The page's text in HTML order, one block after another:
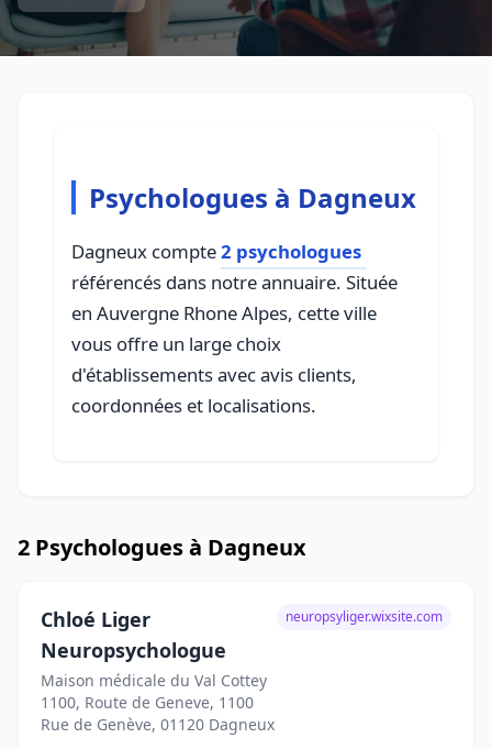
Psychologues à Dagneux
Dagneux compte2 psychologues
référencés dans notre annuaire. Située
en Auvergne Rhone Alpes, cette ville
vous offre un large choix
d'établissements avec avis clients,
coordonnées et localisations.
2 Psychologues à Dagneux
Chloé Liger
Neuropsychologue
Maison médicale du Val Cottey
1100, Route de Geneve, 1100
Rue de Genève, 01120 Dagneux
neuropsyliger.wixsite.com